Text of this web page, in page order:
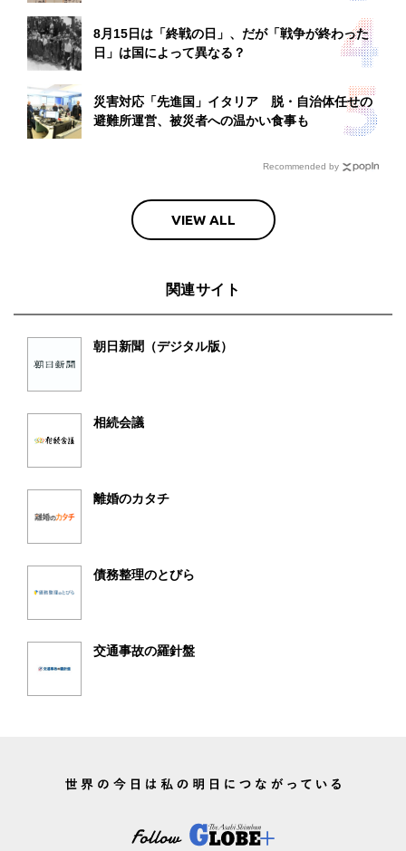
8月15日は「終戦の日」、だが「戦争が終わった
日」は国によって異なる？
災害対応「先進国」イタリア 脱・自治体任せの
避難所運営、被災者への温かい食事も
Recommended by
VIEW ALL
関連サイト
朝日新聞（デジタル版）
相続会議
離婚のカタチ
債務整理のとびら
交通事故の羅針盤